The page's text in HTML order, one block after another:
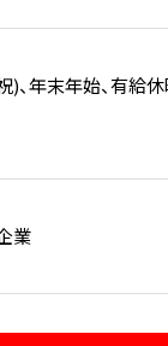
年末年始、有給
業